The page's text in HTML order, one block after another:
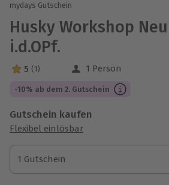
mydays Gutschein
Husky Workshop
i.d.OPf.
5 Sterne von 5 aus 1 Bewertungen
5 (1) 1 Person
-10% ab dem 2. Gutschein
Gutschein kaufen
Flexibel einlösbar
1 Gutschein
1 Gutschein
1 Gutschein